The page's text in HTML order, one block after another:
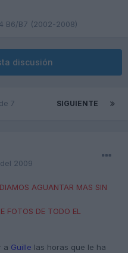
B6/B7 (2002-2008)
discusión
SIGUIENTE
7
2009
AGUANTAR MAS SIN
FOTOS DE TODO EL
a Guille las horas que le ha